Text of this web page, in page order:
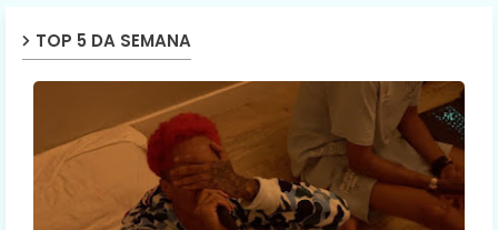
TOP 5 DA SEMANA